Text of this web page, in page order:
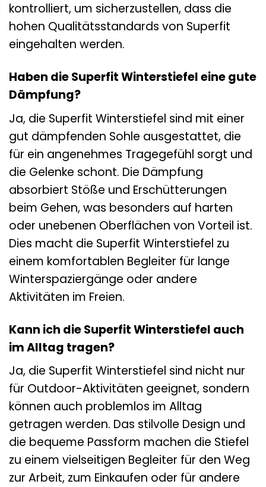
kontrolliert, um sicherzustellen, dass die
hohen Qualitätsstandards von Superfit
eingehalten werden.
Haben die Superfit Winterstiefel eine gute
Dämpfung?
Ja, die Superfit Winterstiefel sind mit einer
gut dämpfenden Sohle ausgestattet, die
für ein angenehmes Tragegefühl sorgt und
die Gelenke schont. Die Dämpfung
absorbiert Stöße und Erschütterungen
beim Gehen, was besonders auf harten
oder unebenen Oberflächen von Vorteil ist.
Dies macht die Superfit Winterstiefel zu
einem komfortablen Begleiter für lange
Winterspaziergänge oder andere
Aktivitäten im Freien.
Kann ich die Superfit Winterstiefel auch
im Alltag tragen?
Ja, die Superfit Winterstiefel sind nicht nur
für Outdoor-Aktivitäten geeignet, sondern
können auch problemlos im Alltag
getragen werden. Das stilvolle Design und
die bequeme Passform machen die Stiefel
zu einem vielseitigen Begleiter für den Weg
zur Arbeit, zum Einkaufen oder für andere